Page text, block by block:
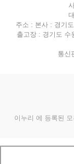
주소 : 본사 : 경기
출고장 : 경기도
통신
이누리 에 등록된